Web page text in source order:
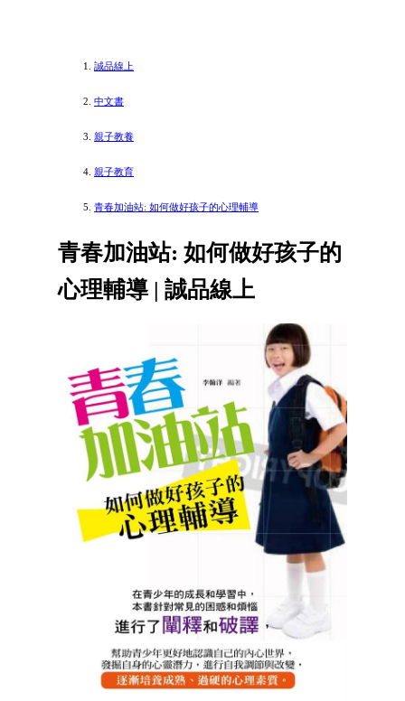
誠品線上
中文書
親子教養
親子教育
青春加油站: 如何做好孩子的心理輔導
青春加油站: 如何做好孩子的
心理輔導 | 誠品線上